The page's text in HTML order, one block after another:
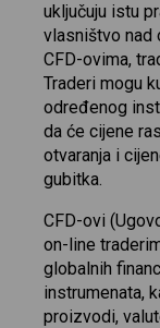
uključuju istu
vlasništvo nad
CFD-ovima,
Traderi mogu
određenog
da će cijene
otvaranja i
gubitka.
CFD-ovi
on-line
globalnih
instrumenata,
proizvodi,